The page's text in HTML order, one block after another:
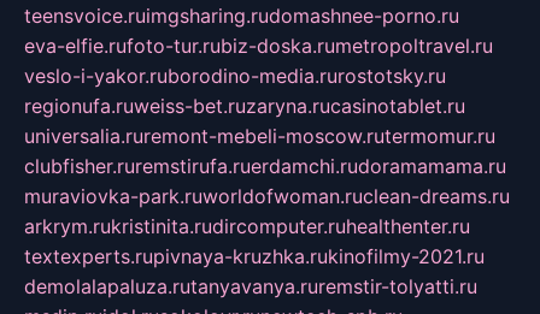
teensvoice.ruimgsharing.rudomashnee-porno.ru
eva-elfie.rufoto-tur.rubiz-doska.rumetropoltravel.ru
veslo-i-yakor.ruborodino-media.rurostotsky.ru
regionufa.ruweiss-bet.ruzaryna.rucasinotablet.ru
universalia.ruremont-mebeli-moscow.rutermomur.ru
clubfisher.ruremstirufa.ruerdamchi.rudoramamama.ru
muraviovka-park.ruworldofwoman.ruclean-dreams.ru
arkrym.rukristinita.rudircomputer.ruhealthenter.ru
textexperts.rupivnaya-kruzhka.rukinofilmy-2021.ru
demolalapaluza.rutanyavanya.ruremstir-tolyatti.ru